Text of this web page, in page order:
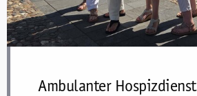
Ambulanter Hospizdienst